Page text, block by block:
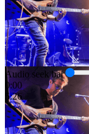
Audio seek bar
0:00
5:26